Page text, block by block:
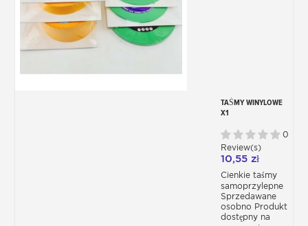
TAŚMY WINYLOWE
X1
0
Review(s)
10,55 zł
Cienkie taśmy
samoprzylepne
Sprzedawane
osobno Produkt
dostępny na